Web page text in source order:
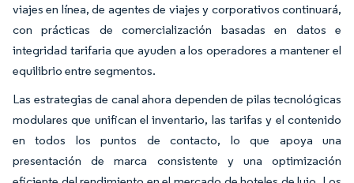
viajes en línea, de agentes de viajes y corporativos continuará,
con prácticas de comercialización basadas en datos e
integridad tarifaria que ayuden a los operadores a mantener el
equilibrio entre segmentos.
Las estrategias de canal ahora dependen de pilas tecnológicas
modulares que unifican el inventario, las tarifas y el contenido
en todos los puntos de contacto, lo que apoya una
presentación de marca consistente y una optimización